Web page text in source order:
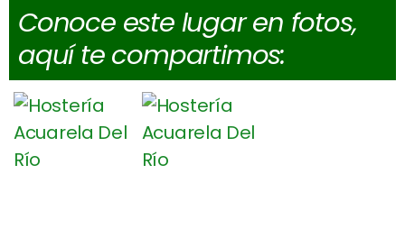
Conoce este lugar en fotos,
aquí te compartimos: